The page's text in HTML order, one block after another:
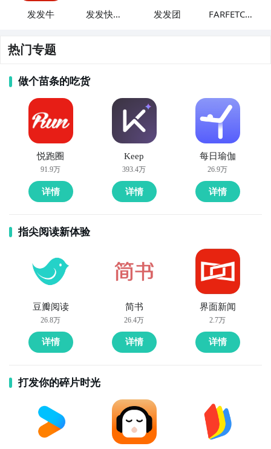
发发牛
发发快递
发发团
FARFETCH
热门专题
做个苗条的吃货
悦跑圈
91.9万
详情
Keep
393.4万
详情
每日瑜伽
26.9万
详情
指尖阅读新体验
豆瓣阅读
26.8万
详情
简书
26.4万
详情
界面新闻
2.7万
详情
打发你的碎片时光